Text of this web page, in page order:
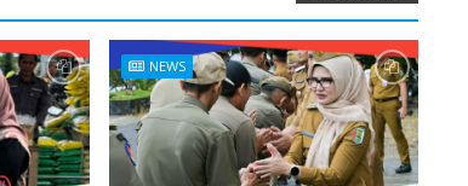
NEWS